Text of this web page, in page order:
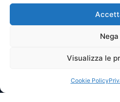
Nega
Visualizza le
Cookie Policy
© 2025 I.P.A. Italia E.T.S. n.
ipaitalia@pec.ipa-italia.it –